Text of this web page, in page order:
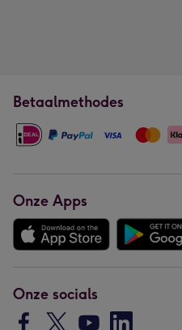
Betaalmethodes
Onze Apps
Onze socials